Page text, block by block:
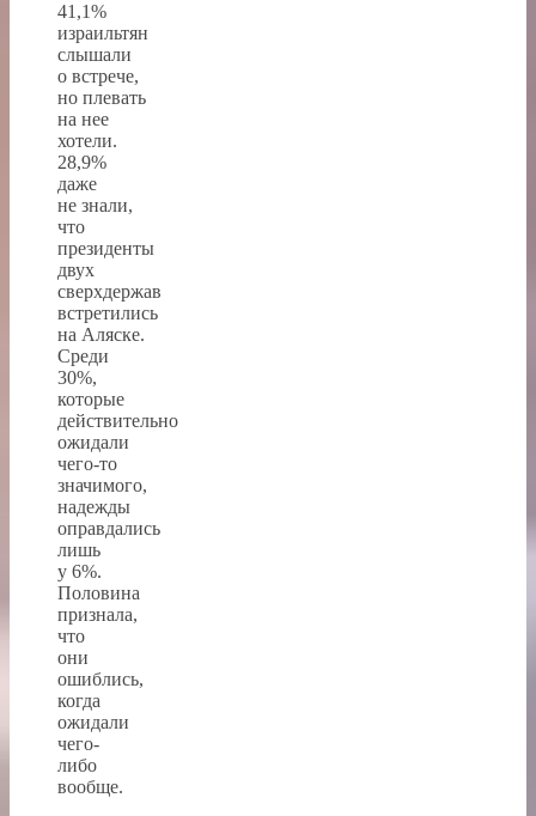
41,1%
израильтян
слышали
о встрече,
но плевать
на нее
хотели.
28,9%
даже
не знали,
что
президенты
двух
сверхдержав
встретились
на Аляске.
Среди
30%,
которые
действительно
ожидали
чего-то
значимого,
надежды
оправдались
лишь
у 6%.
Половина
признала,
что
они
ошиблись,
когда
ожидали
чего-
либо
вообще.